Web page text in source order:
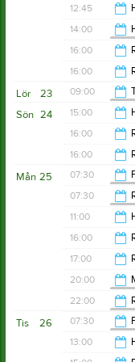
11:00
12:00
12:45
13:45
14:00
15:00
16:00
18:00
16:00
19:00
23
Lör 09:00
10:00
24
Sön 15:00
16:00
16:00
20:00
16:00
20:00
25
Mån 07:30
09:30
07:30
08:30
11:00
12:00
16:00
20:00
17:00
21:00
20:00
22:00
22:00
23:00
26
Tis 07:30
13:00